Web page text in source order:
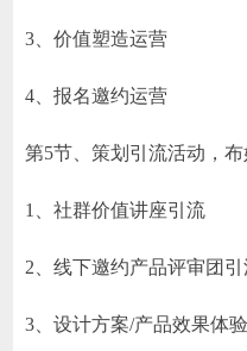
3、价值塑造运营
4、报名邀约运营
第5节、策划引流活动，布
1、社群价值讲座引流
2、线下邀约产品评审团引
3、设计方案/产品效果体